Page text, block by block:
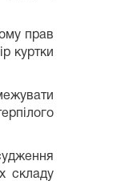
прав
куртки
складу